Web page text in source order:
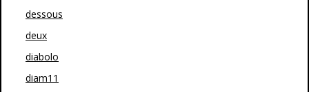
dessous
deux
diabolo
diam11